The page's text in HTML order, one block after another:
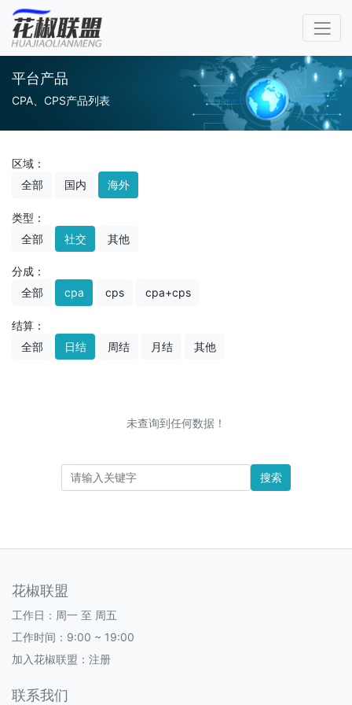
平台产品
CPA、CPS产品列表
区域：
全部
国内 海外
类型：
全部
社交 其他
分成：
全部
cpa cps cpa+cps
结算：
全部
日结 周结 月结 其他
未查询到任何数据！
搜索
花椒联盟
工作日：周一 至 周五
工作时间：9:00 ~ 19:00
加入花椒联盟： 注册
联系我们